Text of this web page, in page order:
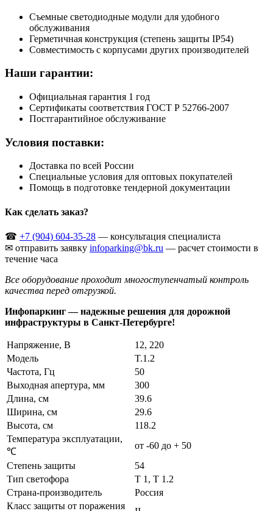
Съемные светодиодные модули для удобного
обслуживания
Герметичная конструкция (степень защиты IP54)
Совместимость с корпусами других производителей
Наши гарантии:
Официальная гарантия 1 год
Сертификаты соответствия ГОСТ Р 52766-2007
Постгарантийное обслуживание
Условия поставки:
Доставка по всей России
Специальные условия для оптовых покупателей
Помощь в подготовке тендерной документации
Как сделать заказ?
☎ +7 (904) 604-35-28 — консультация специалиста
✉ отправить заявку infoparking@bk.ru — расчет стоимости в
течение часа
Все оборудование проходит многоступенчатый контроль
качества перед отгрузкой.
Инфопаркинг — надежные решения для дорожной
инфраструктуры в Санкт-Петербурге!
Напряжение, В
12, 220
Модель
T.1.2
Частота, Гц
50
Выходная апертура, мм
300
Длина, см
39.6
Ширина, см
29.6
Высота, см
118.2
Температура эксплуатации,
℃
от -60 до + 50
Степень защиты
54
Тип светофора
Т 1, Т 1.2
Страна-производитель
Россия
Класс защиты от поражения